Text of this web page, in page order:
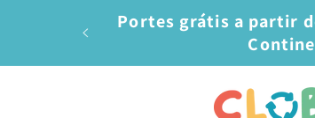
Portes grátis a partir